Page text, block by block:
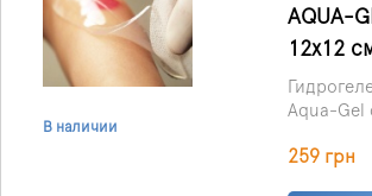
В наличии
AQUA-
12х12
Aqua-Gel
барьер
259 грн